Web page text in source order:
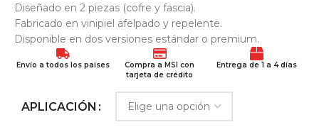
Diseñado en 2 piezas (cofre y fascia).
Fabricado en vinipiel afelpado y repelente.
Disponible en dos versiones estándar o premium.
Envío a todos los paises
Compra a MSI con
tarjeta de crédito
Entrega de 1 a 4 días
APLICACIÓN